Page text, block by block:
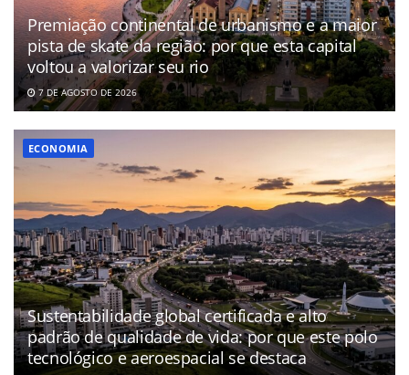
Premiação continental de urbanismo e a maior
pista de skate da região: por que esta capital
voltou a valorizar seu rio
7 DE AGOSTO DE 2026
ECONOMIA
Sustentabilidade global certificada e alto
padrão de qualidade de vida: por que este polo
tecnológico e aeroespacial se destaca